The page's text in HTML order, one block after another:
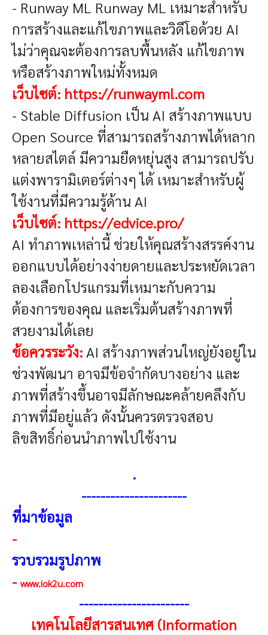
- Runway ML Runway ML เหมาะสำหรับ
การสร้างและแก้ไขภาพและวิดีโอด้วย AI
ไม่ว่าคุณจะต้องการลบพื้นหลัง แก้ไขภาพ
หรือสร้างภาพใหม่ทั้งหมด
เว็บไซต์: https://runwayml.com
- Stable Diffusion เป็น AI สร้างภาพแบบ
Open Source ที่สามารถสร้างภาพได้หลาก
หลายสไตล์ มีความยืดหยุ่นสูง สามารถปรับ
แต่งพารามิเตอร์ต่างๆ ได้ เหมาะสำหรับผู้
ใช้งานที่มีความรู้ด้าน AI
เว็บไซต์: https://edvice.pro/
AI ทำภาพเหล่านี้ ช่วยให้คุณสร้างสรรค์งาน
ออกแบบได้อย่างง่ายดายและประหยัดเวลา
ลองเลือกโปรแกรมที่เหมาะกับความ
ต้องการของคุณ และเริ่มต้นสร้างภาพที่
สวยงามได้เลย
ข้อควรระวัง: AI สร้างภาพส่วนใหญ่ยังอยู่ใน
ช่วงพัฒนา อาจมีข้อจำกัดบางอย่าง และ
ภาพที่สร้างขึ้นอาจมีลักษณะคล้ายคลึงกับ
ภาพที่มีอยู่แล้ว ดังนั้นควรตรวจสอบ
ลิขสิทธิ์ก่อนนำภาพไปใช้งาน
.
----------------------
ที่มาข้อมูล
-
รวบรวมรูปภาพ
- www.iok2u.com
-----------------------
เทคโนโลยีสารสนเทศ (Information